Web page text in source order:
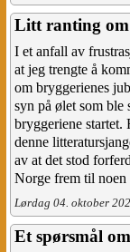
Litt ranting
I et anfall av
at jeg trengte å
om bryggerienes
syn på ølet som
bryggeriene startet.
denne
av at det stod
Norge frem til noen
Lørdag 04. oktober
Et spørsmål